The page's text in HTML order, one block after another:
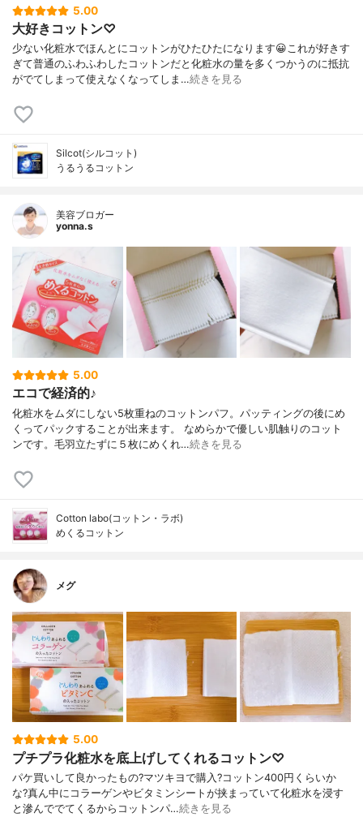
5.00
大好きコットン♡
少ない化粧水でほんとにコットンがひたひたになります😀これが好きす
ぎて普通のふわふわしたコットンだと化粧水の量を多くつかうのに抵抗
がでてしまって使えなくなってしま…続きを見る
Silcot(シルコット)
うるうるコットン
美容ブロガー
yonna.s
5.00
エコで経済的♪
化粧水をムダにしない5枚重ねのコットンパフ。パッティングの後にめ
くってパックすることが出来ます。 なめらかで優しい肌触りのコット
ンです。毛羽立たずに５枚にめくれ…続きを見る
Cotton labo(コットン・ラボ)
めくるコットン
メグ
5.00
プチプラ化粧水を底上げしてくれるコットン♡
パケ買いして良かったもの?マツキヨで購入?コットン400円くらいか
な?真ん中にコラーゲンやビタミンシートが挟まっていて化粧水を浸す
と滲んででてくるからコットンパ…続きを見る